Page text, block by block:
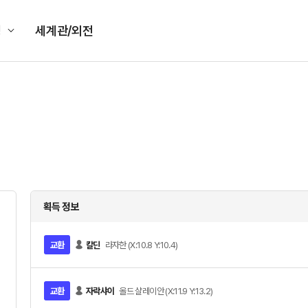
세계관/외전
획득 정보
교환 칼딘 라자한 (X:10.8 Y:10.4)
교환 자락샤이 올드 샬레이안 (X:11.9 Y:13.2)